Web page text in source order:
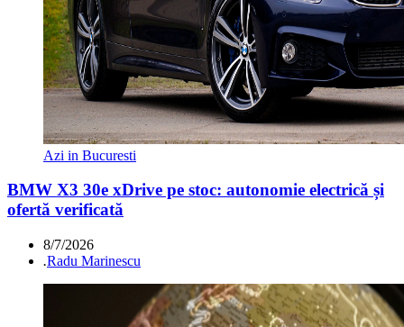
Azi in Bucuresti
BMW X3 30e xDrive pe stoc: autonomie electrică și
ofertă verificată
8/7/2026
.Radu Marinescu